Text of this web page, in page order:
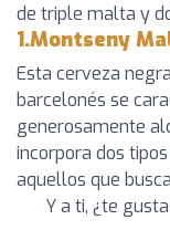
de triple malta y
1.Montseny
Esta cerveza
barcelonés se
generosamente
incorpora dos
aquellos que
Y a ti, ¿te